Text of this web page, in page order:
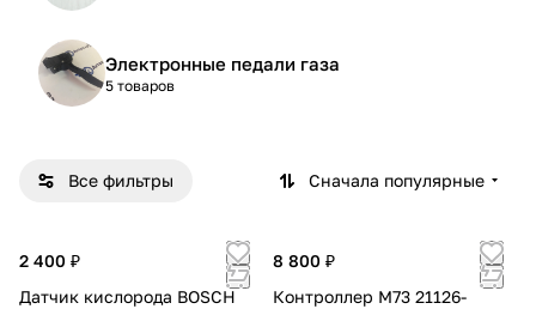
Электронные педали газа
5 товаров
Все фильтры Сначала популярные
2 400 ₽
Датчик кислорода BOSCH
8 800 ₽
Контроллер М73 21126-